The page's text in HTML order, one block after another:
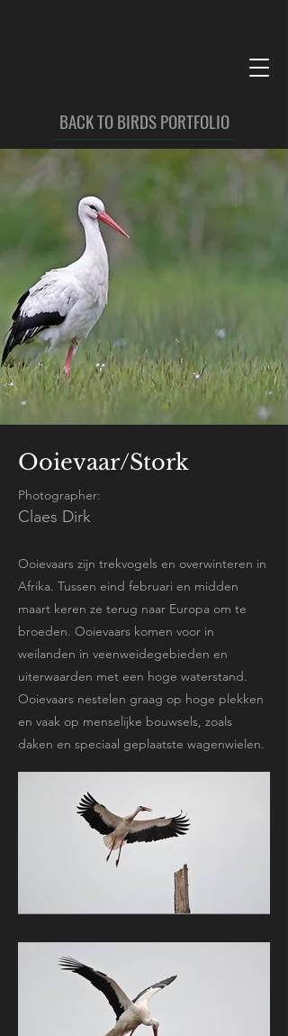
BACK TO BIRDS PORTFOLIO
Ooievaar/Stork
Photographer:
Claes Dirk
Ooievaars zijn trekvogels en overwinteren in
Afrika. Tussen eind februari en midden
maart keren ze terug naar Europa om te
broeden. Ooievaars komen voor in
weilanden in veenweidegebieden en
uiterwaarden met een hoge waterstand.
Ooievaars nestelen graag op hoge plekken
en vaak op menselijke bouwsels, zoals
daken en speciaal geplaatste wagenwielen.